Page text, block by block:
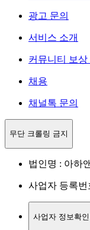
광고 문의
서비스 소개
커뮤니티 보상
채용
채널톡 문의
무단 크롤링 금지
법인명 : 아하
사업자 등록번
사업자 정보확인